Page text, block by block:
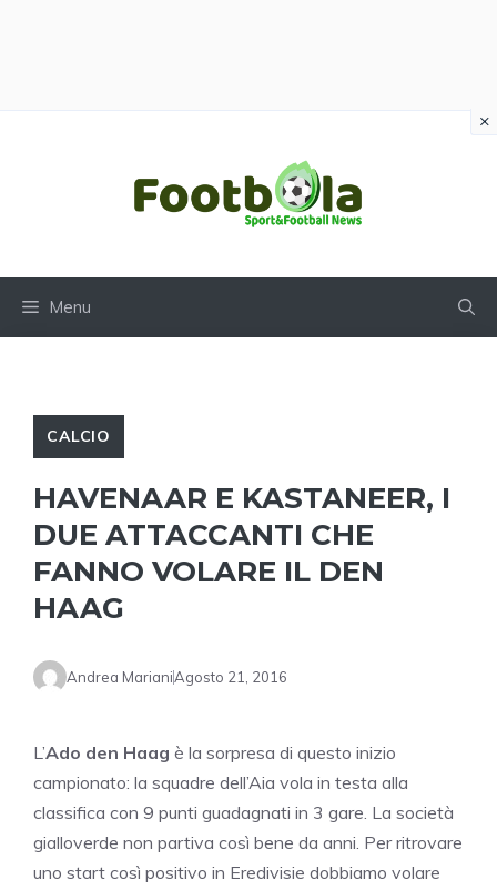
Menu
CALCIO
HAVENAAR E KASTANEER, I
DUE ATTACCANTI CHE
FANNO VOLARE IL DEN
HAAG
Andrea MarianiAgosto 21, 2016
L’Ado den Haag è la sorpresa di questo inizio
campionato: la squadre dell’Aia vola in testa alla
classifica con 9 punti guadagnati in 3 gare. La società
gialloverde non partiva così bene da anni. Per ritrovare
uno start così positivo in Eredivisie dobbiamo volare
×